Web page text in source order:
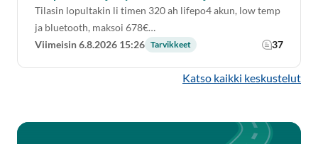
Tilasin lopultakin li timen 320 ah lifepo4 akun, low temp
ja bluetooth, maksoi 678€…
Viimeisin 6.8.2026 15:26 Tarvikkeet 37
Katso kaikki keskustelut